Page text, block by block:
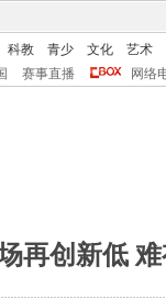
科教 青少 文化
艺术
赛事直播 网络
再创新低